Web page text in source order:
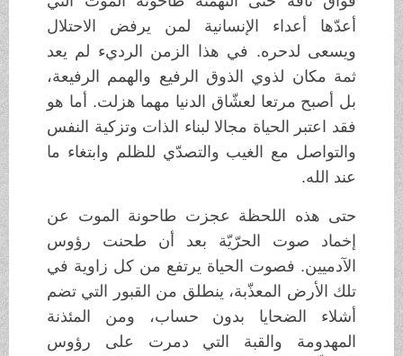
أعدّها أعداء الإنسانية لمن يرفض الاحتلال
ويسعى لدحره. في هذا الزمن الرديء لم يعد
ثمة مكان لذوي الذوق الرفيع والهمم الرفيعة،
بل أصبح مرتعا لعشّاق الدنيا مهما هزلت. أما هو
فقد اعتبر الحياة مجالا لبناء الذات وتزكية النفس
والتواصل مع الغيب والتصدّي للظلم وابتغاء ما
عند الله.
حتى هذه اللحظة عجزت طاحونة الموت عن
إخماد صوت الحرّيّة بعد أن طحنت رؤوس
الآدميين. فصوت الحياة يرتفع من كل زاوية في
تلك الأرض المعذّبة، ينطلق من القبور التي تضم
أشلاء الضحايا بدون حساب، ومن المئذنة
المهدومة والقبة التي دمرت على رؤوس